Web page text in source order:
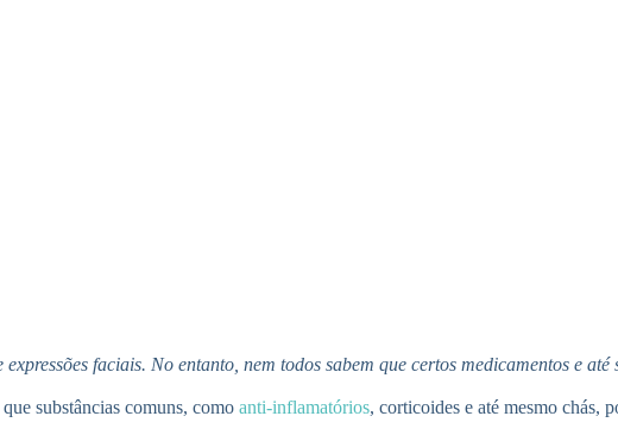
faciais. No entanto, nem todos sabem que certos medicamentos e
substâncias comuns, como anti-inflamatórios, corticoides e até mesmo chás,